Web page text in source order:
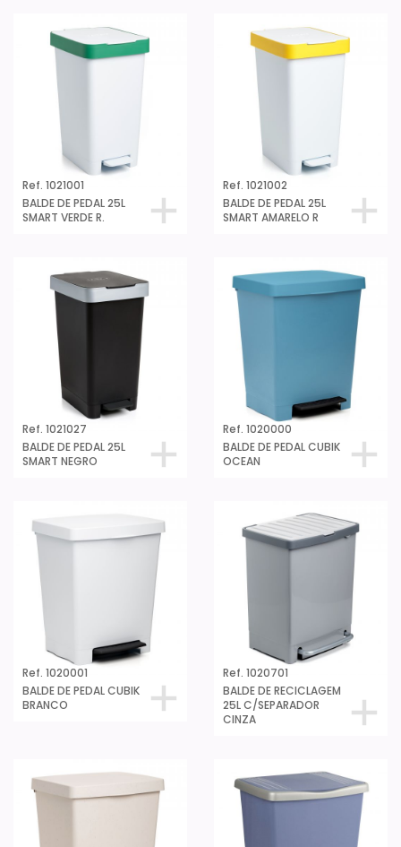
Ref. 1021001
BALDE DE PEDAL 25L
SMART VERDE R.
Ref. 1021002
BALDE DE PEDAL 25L
SMART AMARELO R
Ref. 1021027
BALDE DE PEDAL 25L
SMART NEGRO
Ref. 1020000
BALDE DE PEDAL CUBIK
OCEAN
Ref. 1020001
BALDE DE PEDAL CUBIK
BRANCO
Ref. 1020701
BALDE DE RECICLAGEM
25L C/SEPARADOR
CINZA